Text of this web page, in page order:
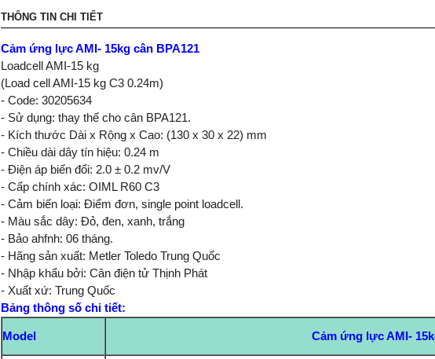
THÔNG TIN CHI TIẾT
Cảm ứng lực AMI- 15kg cân BPA121
Loadcell AMI-15 kg
(Load cell AMI-15 kg C3 0.24m)
- Code: 30205634
- Sử dụng: thay thế cho cân BPA121.
- Kích thước Dài x Rộng x Cao: (130 x 30 x 22) mm
- Chiều dài dây tín hiệu: 0.24 m
- Điện áp biến đổi: 2.0 ± 0.2 mv/V
- Cấp chính xác: OIML R60 C3
- Cảm biến loại: Điểm đơn, single point loadcell.
- Màu sắc dây: Đỏ, đen, xanh, trắng
- Bảo ahfnh: 06 tháng.
- Hãng sản xuất: Metler Toledo Trung Quốc
- Nhập khẩu bởi: Cân điện tử Thịnh Phát
- Xuất xứ: Trung Quốc
Bảng thông số chi tiết:
Model Cảm ứng lực AMI-